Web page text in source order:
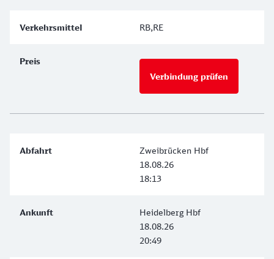
RB,RE
Verbindung prüfen
Zweibrücken Hbf
18.08.26
18:13
Heidelberg Hbf
18.08.26
20:49